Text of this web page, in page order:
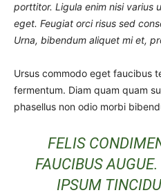
porttitor. Ligula enim nisi varius
eget. Feugiat orci risus sed
Urna, bibendum aliquet mi et,
Ursus commodo eget faucibus
fermentum. Diam quam quam
phasellus non odio morbi
FELIS
FAUCIBUS
IPSUM